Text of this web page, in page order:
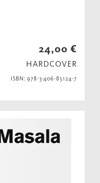
24,00 €
HARDCOVER
ISBN: 978-3-406-85124-7